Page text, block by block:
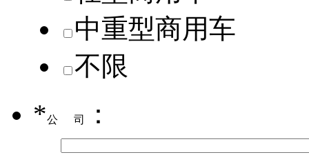
中重型商用车
不限
*公司 ：